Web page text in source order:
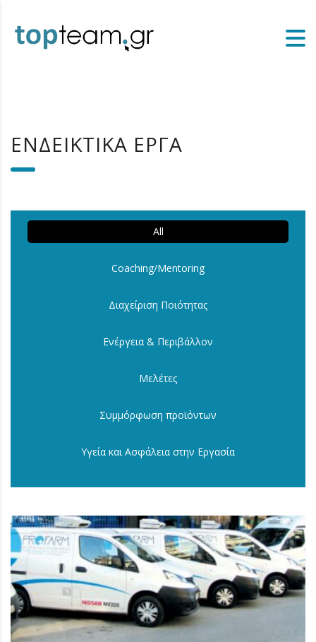
ΕΝΔΕΙΚΤΙΚΑ ΕΡΓΑ
All
Coaching/Mentoring
Διαχείριση Ποιότητας
Ενέργεια & Περιβάλλον
Μελέτες
Συμμόρφωση προϊόντων
Υγεία και Ασφάλεια στην Εργασία